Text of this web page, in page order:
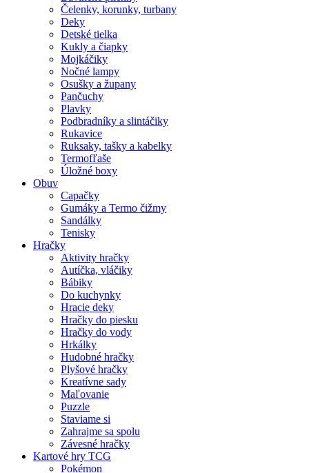
Čelenky, korunky, turbany
Deky
Detské tielka
Kukly a čiapky
Mojkáčiky
Nočné lampy
Osušky a župany
Pančuchy
Plavky
Podbradníky a slintáčiky
Rukavice
Ruksaky, tašky a kabelky
Termofľaše
Úložné boxy
Obuv
Capačky
Gumáky a Termo čižmy
Sandálky
Tenisky
Hračky
Aktivity hračky
Autíčka, vláčiky
Bábiky
Do kuchynky
Hracie deky
Hračky do piesku
Hračky do vody
Hrkálky
Hudobné hračky
Plyšové hračky
Kreatívne sady
Maľovanie
Puzzle
Staviame si
Zahrajme sa spolu
Závesné hračky
Kartové hry TCG
Pokémon